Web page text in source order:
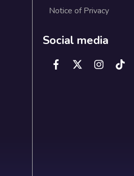
Notice of Privacy
Social media